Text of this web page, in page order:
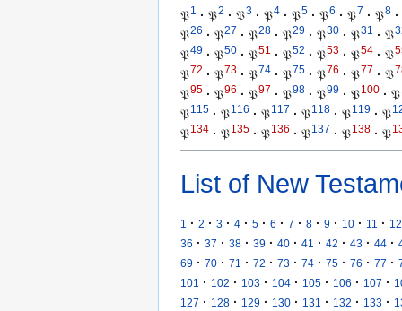
𝔓1 · 𝔓2 · 𝔓3 · 𝔓4 · 𝔓5 · 𝔓6 · 𝔓7 · 𝔓8 ·
𝔓26 · 𝔓27 · 𝔓28 · 𝔓29 · 𝔓30 · 𝔓31 · 𝔓
𝔓49 · 𝔓50 · 𝔓51 · 𝔓52 · 𝔓53 · 𝔓54 · 𝔓
𝔓72 · 𝔓73 · 𝔓74 · 𝔓75 · 𝔓76 · 𝔓77 · 𝔓
𝔓95 · 𝔓96 · 𝔓97 · 𝔓98 · 𝔓99 · 𝔓100 · 𝔓
𝔓115 · 𝔓116 · 𝔓117 · 𝔓118 · 𝔓119 · 𝔓
𝔓134 · 𝔓135 · 𝔓136 · 𝔓137 · 𝔓138 · 𝔓
List of New
1 · 2 · 3 · 4 · 5 · 6 · 7 · 8 · 9 · 10 · 11 · 12
36 · 37 · 38 · 39 · 40 · 41 · 42 · 43 · 44 ·
69 · 70 · 71 · 72 · 73 · 74 · 75 · 76 · 77 ·
101
· 102 · 103 · 104 · 105 · 106 · 107 ·
127 · 128 · 129 · 130 · 131 · 132 · 133 ·